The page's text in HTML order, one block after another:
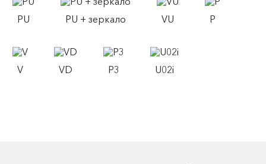
PU PU + зеркало VU P
V VD P3 U02i